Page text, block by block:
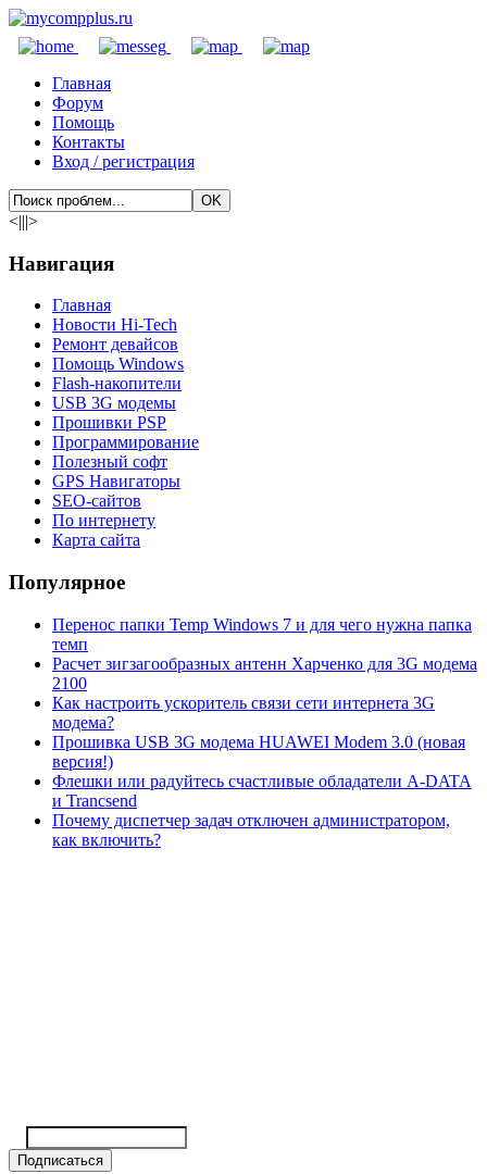
Главная
Форум
Помощь
Контакты
Вход / регистрация
<|||>
Навигация
Главная
Новости Hi-Tech
Ремонт девайсов
Помощь Windows
Flash-накопители
USB 3G модемы
Прошивки PSP
Программирование
Полезный софт
GPS Навигаторы
SEO-сайтов
По интернету
Карта сайта
Популярное
Перенос папки Temp Windows 7 и для чего нужна папка
темп
Расчет зигзагообразных антенн Харченко для 3G модема
2100
Как настроить ускоритель связи сети интернета 3G
модема?
Прошивка USB 3G модема HUAWEI Modem 3.0 (новая
версия!)
Флешки или радуйтесь счастливые обладатели A-DATA
и Trancsend
Почему диспетчер задач отключен администратором,
как включить?